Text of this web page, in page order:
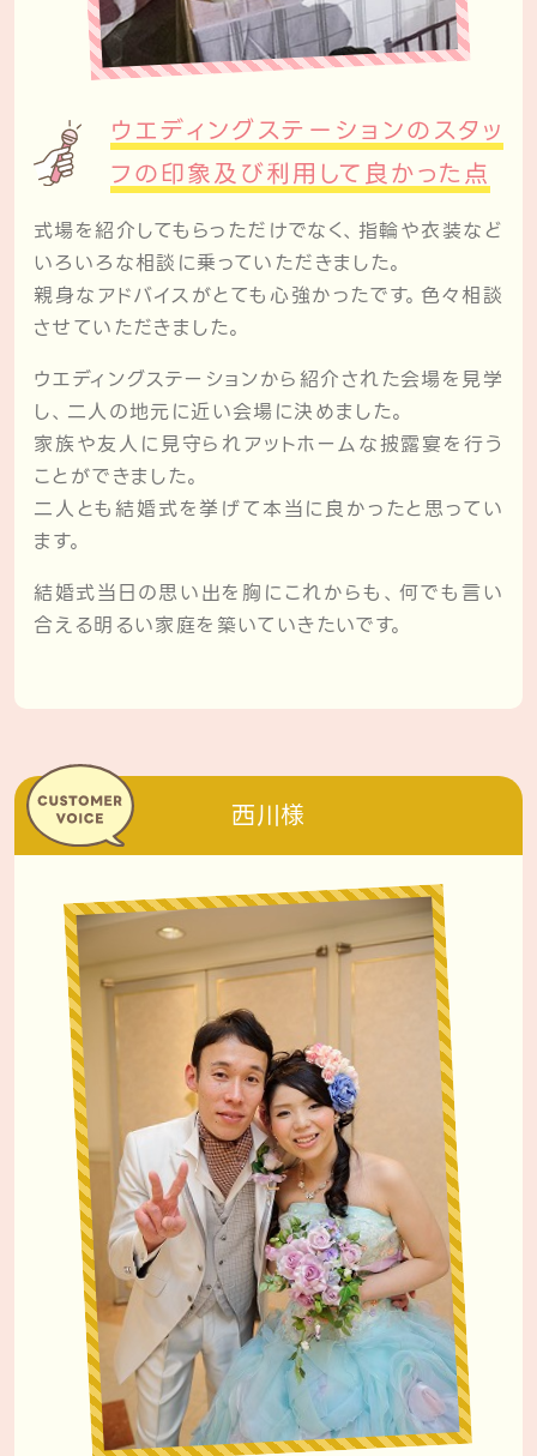
ウエディングステーションのスタッ
フの印象及び利用して良かった点
式場を紹介してもらっただけでなく、指輪や衣装など
いろいろな相談に乗っていただきました。
親身なアドバイスがとても心強かったです。色々相談
させていただきました。
ウエディングステーションから紹介された会場を見学
し、二人の地元に近い会場に決めました。
家族や友人に見守られアットホームな披露宴を行う
ことができました。
二人とも結婚式を挙げて本当に良かったと思ってい
ます。
結婚式当日の思い出を胸にこれからも、何でも言い
合える明るい家庭を築いていきたいです。
西川様